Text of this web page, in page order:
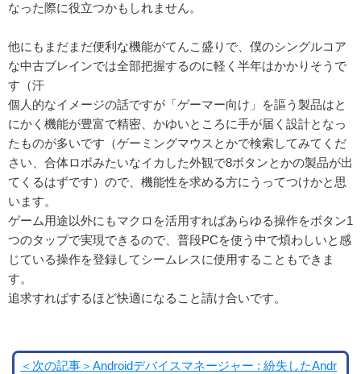
なった際に役立つかもしれません。
他にもまだまだ便利な機能がてんこ盛りで、僕のシングルコア
な中古ブレインでは全部把握するのに軽く半年はかかりそうで
す（汗
個人的なイメージの話ですが「ゲーマー向け」を謳う製品はと
にかく機能が豊富で精密、かゆいところに手が届く設計となっ
たものが多いです（ゲーミングマウスとかで検索してみてくだ
さい、合体ロボみたいなイカした外観で8ボタンとかの製品が出
てくるはずです）ので、機能性を求める方にうってつけかと思
います。
ゲーム用途以外にもマクロを活用すればあらゆる操作をボタン1
つのタップで実現できるので、普段PCを使う中で煩わしいと感
じている操作を登録してシームレスに使用することもできま
す。
追求すればするほど快適になること請け合いです。
＜次の記事＞Androidデバイスマネージャー : 紛失したAndr